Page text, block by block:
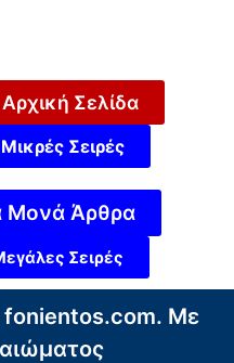
Σελίδα
Σειρές
Μονά Άρθρα
Σειρές
fonientos.com. Με